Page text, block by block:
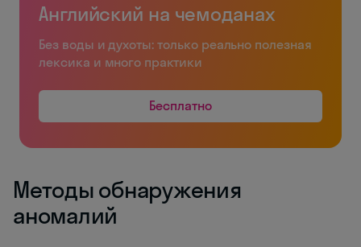
Английский на чемоданах
Без воды и духоты: только реально полезная
лексика и много практики
Бесплатно
Методы обнаружения
аномалий